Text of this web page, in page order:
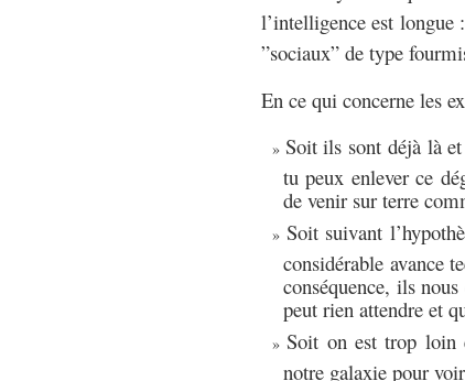
l’intelligence est longue
”sociaux” de type
En ce qui concerne les
Soit ils sont déjà là
tu peux enlever ce
de venir sur terre
Soit suivant
considérable avance
conséquence, ils
peut rien attendre et
Soit on est trop loin
notre galaxie pour